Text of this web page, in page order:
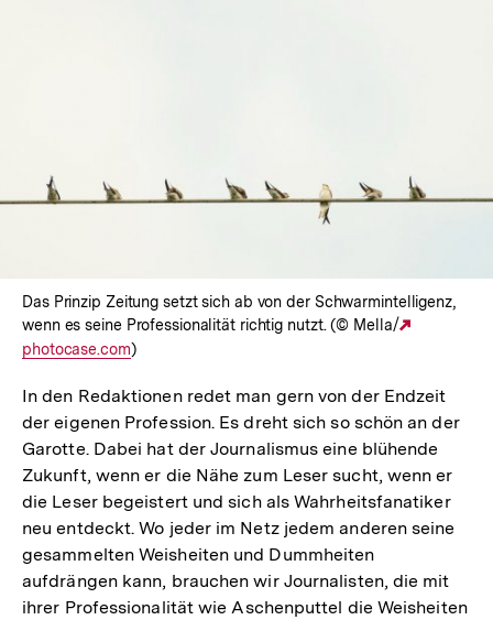
Das Prinzip Zeitung setzt sich ab von der Schwarmintelligenz,
wenn es seine Professionalität richtig nutzt. (© Mella/
photocase.com)
In den Redaktionen redet man gern von der Endzeit
der eigenen Profession. Es dreht sich so schön an der
Garotte. Dabei hat der Journalismus eine blühende
Zukunft, wenn er die Nähe zum Leser sucht, wenn er
die Leser begeistert und sich als Wahrheitsfanatiker
neu entdeckt. Wo jeder im Netz jedem anderen seine
gesammelten Weisheiten und Dummheiten
aufdrängen kann, brauchen wir Journalisten, die mit
ihrer Professionalität wie Aschenputtel die Weisheiten